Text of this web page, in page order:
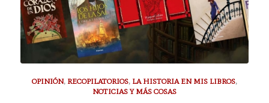
OPINIÓN, RECOPILATORIOS, LA HISTORIA EN MIS LIBROS,
NOTICIAS Y MÁS COSAS